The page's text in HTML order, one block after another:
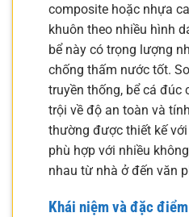
composite hoặc nhựa
khuôn theo nhiều hình
bể này có trọng lượng
chống thấm nước tốt.
truyền thống, bể cá đúc
trội về độ an toàn và
thường được thiết kế
phù hợp với nhiều
nhau từ nhà ở đến văn
Khái niệm và đặc điểm